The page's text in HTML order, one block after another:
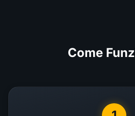
Come